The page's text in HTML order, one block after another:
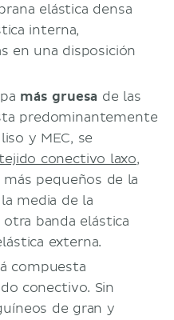
elástica densa
interna,
en una disposición
más gruesa de las
predominantemente
y MEC, se
conectivo laxo,
pequeños de la
media de la
banda elástica
externa.
compuesta
conectivo. Sin
de gran y